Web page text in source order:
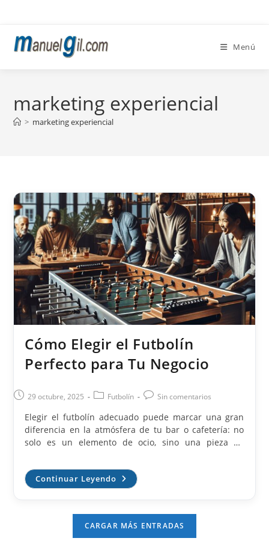
contenido
Menú
marketing experiencial
> marketing experiencial
Cómo Elegir el Futbolín
Perfecto para Tu Negocio
Publicación
entrada:
29 octubre, 2025
Categoría
la
entrada:
Futbolín
Comentarios
la
entrada:
Sin comentarios
Elegir el futbolín adecuado puede marcar una gran
diferencia en la atmósfera de tu bar o cafetería: no
solo es un elemento de ocio, sino una pieza de
y eleva la propuesta de entretenimiento. Para tomar
una decisión acertada conviene valorar varios
factores —durabilidad, diseño, coste, experiencia del
integrará el futbolín con el resto del espacio y la
clientela que buscas atraer. Factores clave antes de
Continuar Leyendo Cómo
Elegir
Futbolín
Perfecto
Para
Tu
Negocio
CARGAR MÁS ENTRADAS